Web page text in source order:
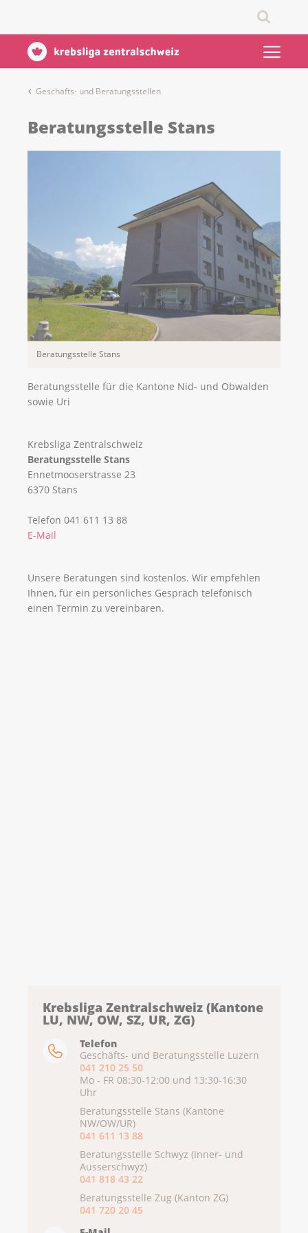
Geschäfts- und Beratungsstellen
Beratungsstelle Stans
Beratungsstelle Stans
Beratungsstelle für die Kantone Nid- und Obwalden
sowie Uri
Krebsliga Zentralschweiz
Beratungsstelle Stans
Ennetmooserstrasse 23
6370 Stans
Telefon 041 611 13 88
E-Mail
Unsere Beratungen sind kostenlos. Wir empfehlen
Ihnen, für ein persönliches Gespräch telefonisch
einen Termin zu vereinbaren.
Krebsliga Zentralschweiz (Kantone
LU, NW, OW, SZ, UR, ZG)
Telefon
Geschäfts- und Beratungsstelle Luzern
041 210 25 50
Mo - FR 08:30-12:00 und 13:30-16:30
Uhr
Beratungsstelle Stans (Kantone
NW/OW/UR)
041 611 13 88
Beratungsstelle Schwyz (Inner- und
Ausserschwyz)
041 818 43 22
Beratungsstelle Zug (Kanton ZG)
041 720 20 45